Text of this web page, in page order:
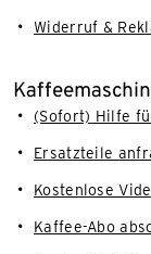
Widerruf &
(Sofort) Hilfe
Ersatzteile
Kostenlose
Kaffee-Abo